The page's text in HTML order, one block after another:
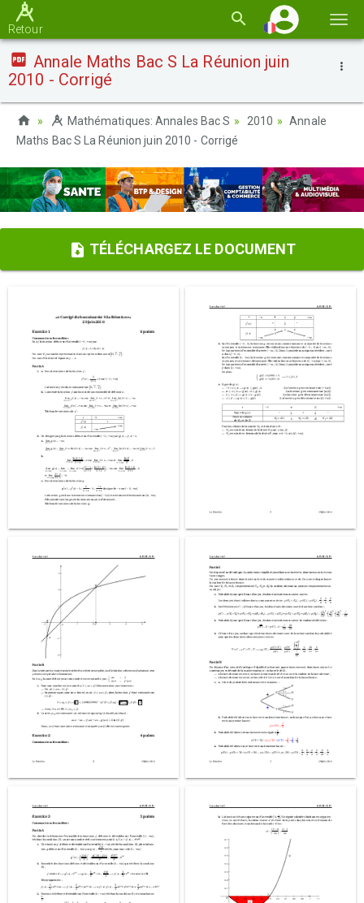
la
Retour
Annale Maths Bac S La Réunion juin
2010 - Corrigé
Mathématiques: Annales Bac S 2010
Annale
Maths Bac S La Réunion juin 2010 - Corrigé
TÉLÉCHARGEZ LE DOCUMENT